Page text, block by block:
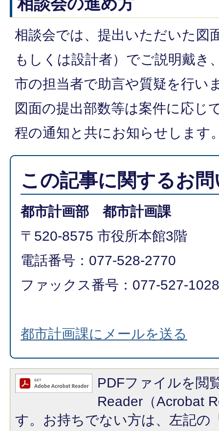
相談会の進め方
相談会では、提出いただいた図
もしくは設計者）でご説明戴き
市の担当者で助言や質疑を行い
図面の提出部数等は案件に応じ
程の通知と共にお知らせします
この記事に関するお
都市計画部 都市計画課
〒520-8575 市役所本館3階
電話番号：077-528-2770
ファックス番号：077-527-1028
都市計画課にメールを送る
PDFファイルを閲
Reader（Acrobat
す。お持ちでない方は、左記の